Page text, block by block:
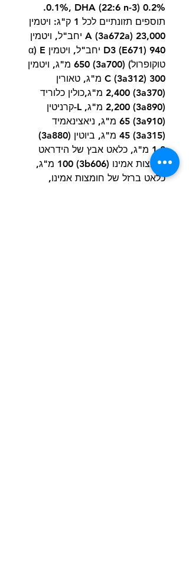
0.1%, DHA (22:6 n-3) 0.2%.
תוספים תזונתיים לכל 1 ק"ג: ויטמין
A (3a672a) 23,000 יחב"ל, ויטמין
D3 (E671) 940 יחב"ל, ויטמין E (α
טוקופרול) (3a700) 650 מ"ג, ויטמין
C (3a312) 300 מ"ג, טאורין
(3a370) 2,400 מ"ג,כולין כלוריד
(3a890) 2,200 מ"ג, L-קרניטין
(3a910) 65 מ"ג, ניאצינאמיד
(3a315) 45 מ"ג, ביוטין (3a880)
1.8 מ"ג, כלאט אבץ של הידראט
חומצות אמינו (3b606) 100 מ"ג,
כלאט ברזל של חומצות אמינו,